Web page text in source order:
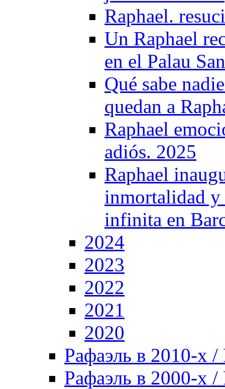
Raphael.
Un Raphael
en el Palau
Qué sabe
quedan a
Raphael
adiós. 2025
Raphael
inmortalidad y
infinita en
2024
2023
2022
2021
2020
Рафаэль в 2010-х /
Рафаэль в 2000-х /